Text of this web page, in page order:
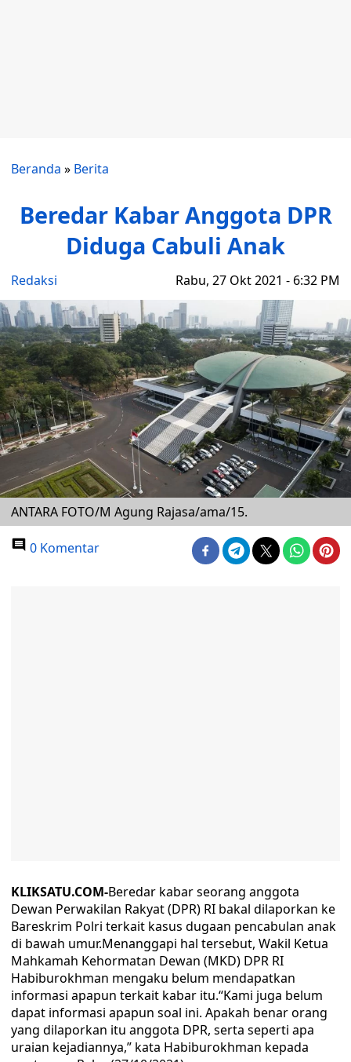
Beranda » Berita
Beredar Kabar Anggota DPR
Diduga Cabuli Anak
Redaksi Rabu, 27 Okt 2021 - 6:32 PM
ANTARA FOTO/M Agung Rajasa/ama/15.
0 Komentar
KLIKSATU.COM-Beredar kabar seorang anggota
Dewan Perwakilan Rakyat (DPR) RI bakal dilaporkan ke
Bareskrim Polri terkait kasus dugaan pencabulan anak
di bawah umur.Menanggapi hal tersebut, Wakil Ketua
Mahkamah Kehormatan Dewan (MKD) DPR RI
Habiburokhman mengaku belum mendapatkan
informasi apapun terkait kabar itu.“Kami juga belum
dapat informasi apapun soal ini. Apakah benar orang
yang dilaporkan itu anggota DPR, serta seperti apa
uraian kejadiannya,” kata Habiburokhman kepada